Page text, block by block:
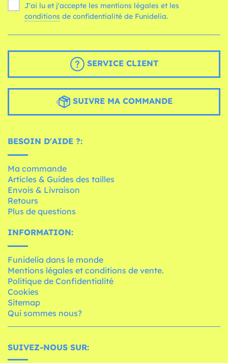
J'ai lu et j'accepte les mentions légales et les
conditions de confidentialité de Funidelia.
SERVICE CLIENT
SUIVRE MA COMMANDE
BESOIN D'AIDE ?:
Ma commande
Articles & Guides des tailles
Envois & Livraison
Retours
Plus de questions
INFORMATION:
Funidelia dans le monde
Mentions légales et conditions de vente.
Politique de Confidentialité
Cookies
Sitemap
Qui sommes nous?
SUIVEZ-NOUS SUR: